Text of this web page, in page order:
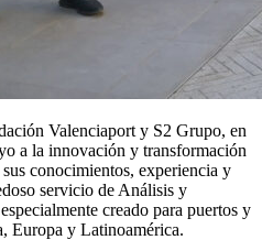
Valenciaport y S2 Grupo, en
a la innovación y transformación
conocimientos, experiencia y
servicio de Análisis y
creado para puertos y
Europa y Latinoamérica.